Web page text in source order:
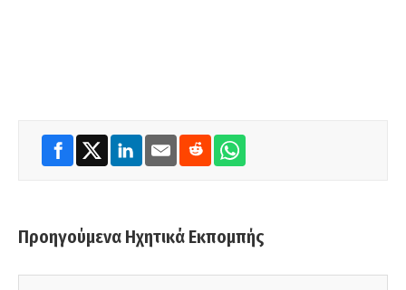
Προηγούμενα Ηχητικά Εκπομπής